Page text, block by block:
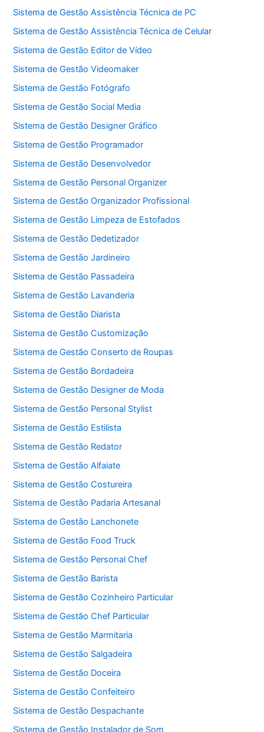
Sistema de Gestão Assistência Técnica de PC
Sistema de Gestão Assistência Técnica de Celular
Sistema de Gestão Editor de Vídeo
Sistema de Gestão Videomaker
Sistema de Gestão Fotógrafo
Sistema de Gestão Social Media
Sistema de Gestão Designer Gráfico
Sistema de Gestão Programador
Sistema de Gestão Desenvolvedor
Sistema de Gestão Personal Organizer
Sistema de Gestão Organizador Profissional
Sistema de Gestão Limpeza de Estofados
Sistema de Gestão Dedetizador
Sistema de Gestão Jardineiro
Sistema de Gestão Passadeira
Sistema de Gestão Lavanderia
Sistema de Gestão Diarista
Sistema de Gestão Customização
Sistema de Gestão Conserto de Roupas
Sistema de Gestão Bordadeira
Sistema de Gestão Designer de Moda
Sistema de Gestão Personal Stylist
Sistema de Gestão Estilista
Sistema de Gestão Redator
Sistema de Gestão Alfaiate
Sistema de Gestão Costureira
Sistema de Gestão Padaria Artesanal
Sistema de Gestão Lanchonete
Sistema de Gestão Food Truck
Sistema de Gestão Personal Chef
Sistema de Gestão Barista
Sistema de Gestão Cozinheiro Particular
Sistema de Gestão Chef Particular
Sistema de Gestão Marmitaria
Sistema de Gestão Salgadeira
Sistema de Gestão Doceira
Sistema de Gestão Confeiteiro
Sistema de Gestão Despachante
Sistema de Gestão Instalador de Som